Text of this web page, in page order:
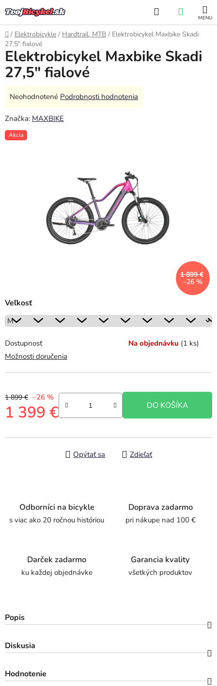
na
obsah
Hľadať
KOŠÍK
Domov
/ Elektrobicykle / Hardtrail, MTB / Elektrobicykel Maxbike Skadi
27,5" fialové
Veľkosť
Dostupnosť Na objednávku (1 ks)
Možnosti doručenia
1 899 € –26 %
1 399 € DO KOŠÍKA
Opýtať sa Zdieľať
Elektrobicykel Maxbike Skadi
27,5" fialové
Priemerné
produktu
je
Neohodnotené Podrobnosti hodnotenia
Značka: MAXBIKE
Akcia
1 899 €
–26 %
Odborníci na bicykle
s viac ako 20 ročnou históriou
Doprava zadarmo
pri nákupe nad 100 €
Darček zadarmo
ku každej objednávke
Garancia kvality
všetkých produktov
Popis
Diskusia
Hodnotenie